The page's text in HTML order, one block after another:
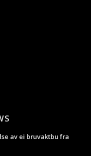
av ei bruvaktbu fra